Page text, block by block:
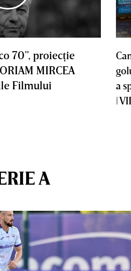
70”, proiecţie
MIRCEA
Filmului
a
|
A